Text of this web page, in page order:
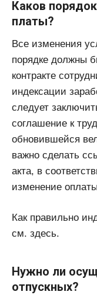
Каков
платы?
Все изменения
порядке должны
контракте
индексации
следует
соглашение к
обновившейся
важно сделать
акта, в
изменение
Как правильно
см. здесь.
Нужно ли
отпускных?